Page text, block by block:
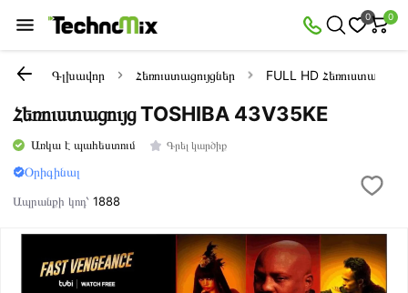
0 0
Գլխավոր Հեռուստացույցներ FULL HD
Հեռուստացույց TOSHIBA 43V35KE
Առկա է պահեստում Գրել կարծիք
Օրիգինալ
Ապրանքի կոդ՝1888